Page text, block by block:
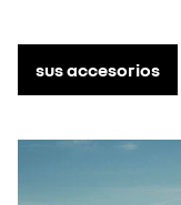
sus accesorios